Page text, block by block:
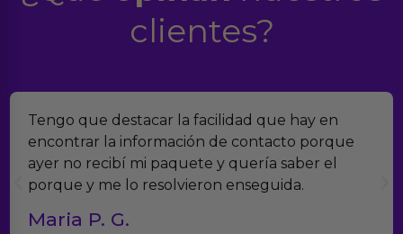
clientes?
Tengo que destacar la facilidad que hay en
encontrar la información de contacto porque
ayer no recibí mi paquete y quería saber el
porque y me lo resolvieron enseguida.
Maria P. G.